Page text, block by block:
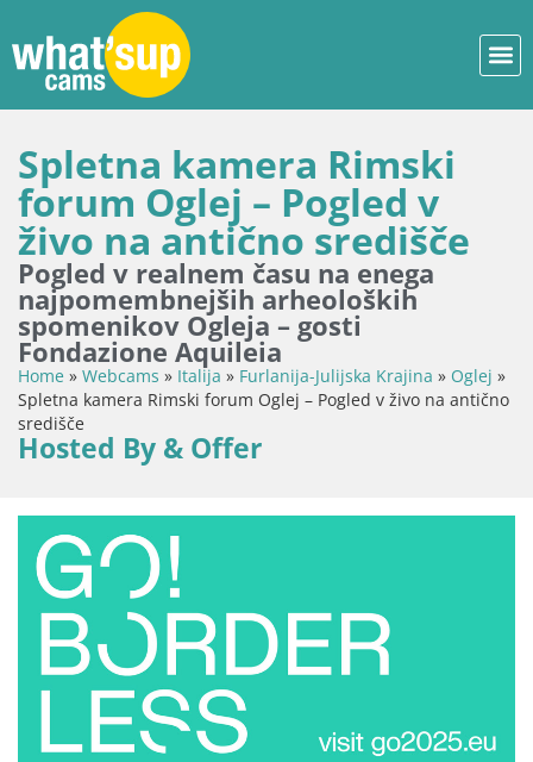
Spletna kamera Rimski
forum Oglej – Pogled v
živo na antično središče
Pogled v realnem času na enega
najpomembnejših arheoloških
spomenikov Ogleja – gosti
Fondazione Aquileia
Home » Webcams » Italija » Furlanija-Julijska Krajina » Oglej »
Spletna kamera Rimski forum Oglej – Pogled v živo na antično
središče
Hosted By & Offer